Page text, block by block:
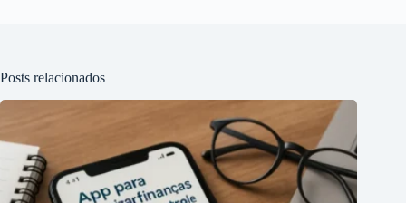
Posts relacionados